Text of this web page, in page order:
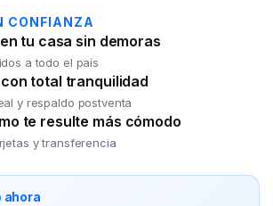
CONFIANZA
tu casa sin demoras
a todo el país
total tranquilidad
y respaldo postventa
te resulte más cómodo
y transferencia
ahora